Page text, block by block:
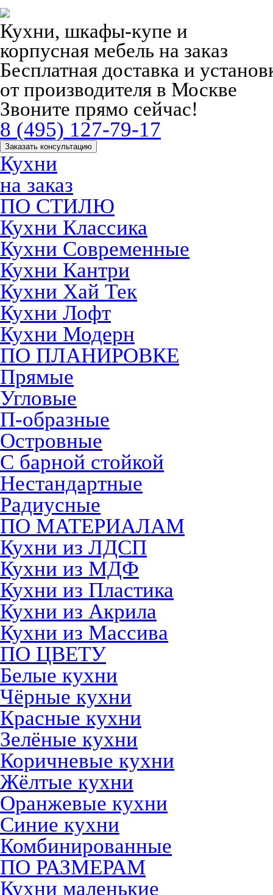
Кухни, шкафы-купе и
корпусная мебель на заказ
Бесплатная доставка и
от производителя в Москве
Звоните прямо сейчас!
8 (495) 127-79-17
Заказать консультацию
Кухни
на заказ
ПО СТИЛЮ
Кухни Классика
Кухни Современные
Кухни Кантри
Кухни Хай Тек
Кухни Лофт
Кухни Модерн
ПО ПЛАНИРОВКЕ
Прямые
Угловые
П-образные
Островные
С барной стойкой
Нестандартные
Радиусные
ПО МАТЕРИАЛАМ
Кухни из ЛДСП
Кухни из МДФ
Кухни из Пластика
Кухни из Акрила
Кухни из Массива
ПО ЦВЕТУ
Белые кухни
Чёрные кухни
Красные кухни
Зелёные кухни
Коричневые кухни
Жёлтые кухни
Оранжевые кухни
Синие кухни
Комбинированные
ПО РАЗМЕРАМ
Кухни маленькие